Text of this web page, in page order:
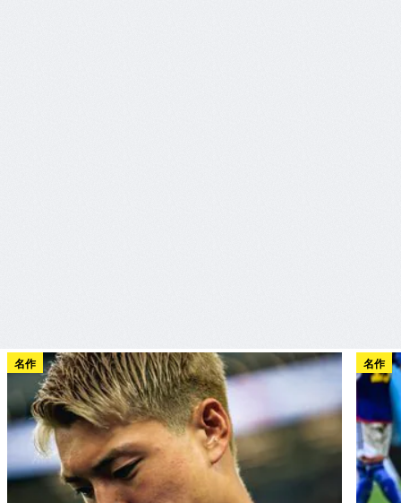
名作 名作